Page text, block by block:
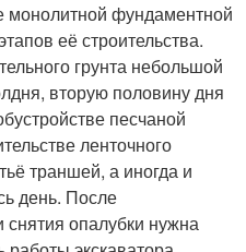
монолитной фундаментной
её строительства.
грунта небольшой
вторую половину дня
песчаной
ленточного
траншей, а иногда и
день. После
снятия опалубки нужна